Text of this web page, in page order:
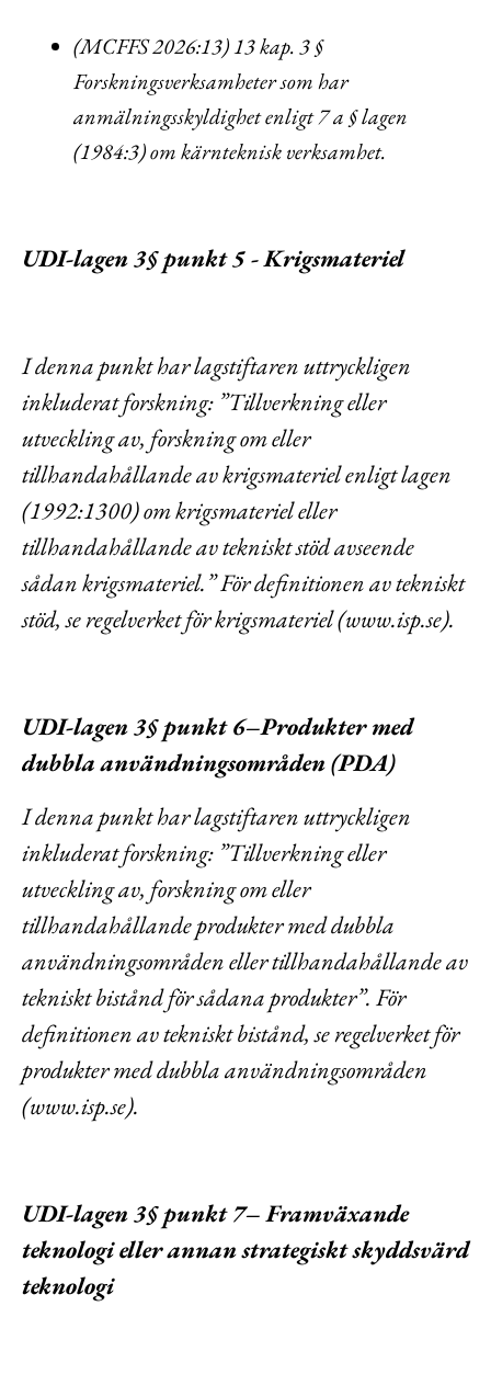
(MCFFS 2026:13) 13 kap. 3 §
Forskningsverksamheter som har
anmälningsskyldighet enligt 7 a § lagen
(1984:3) om kärnteknisk verksamhet.
UDI-lagen 3§ punkt 5 - Krigsmateriel
I denna punkt har lagstiftaren uttryckligen
inkluderat forskning: ”Tillverkning eller
utveckling av, forskning om eller
tillhandahållande av krigsmateriel enligt lagen
(1992:1300) om krigsmateriel eller
tillhandahållande av tekniskt stöd avseende
sådan krigsmateriel.” För definitionen av tekniskt
stöd, se regelverket för krigsmateriel (www.isp.se).
UDI-lagen 3§ punkt 6–Produkter med
dubbla användningsområden (PDA)
I denna punkt har lagstiftaren uttryckligen
inkluderat forskning: ”Tillverkning eller
utveckling av, forskning om eller
tillhandahållande produkter med dubbla
användningsområden eller tillhandahållande av
tekniskt bistånd för sådana produkter”. För
definitionen av tekniskt bistånd, se regelverket för
produkter med dubbla användningsområden
(www.isp.se).
UDI-lagen 3§ punkt 7– Framväxande
teknologi eller annan strategiskt skyddsvärd
teknologi